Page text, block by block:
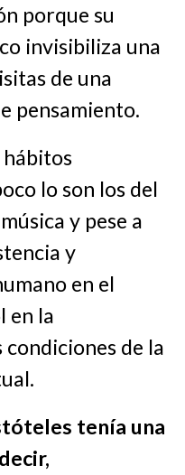
porque su
invisibiliza una
de una
pensamiento.
lo son los del
y pese a
y
en el
en la
de la
tenía una